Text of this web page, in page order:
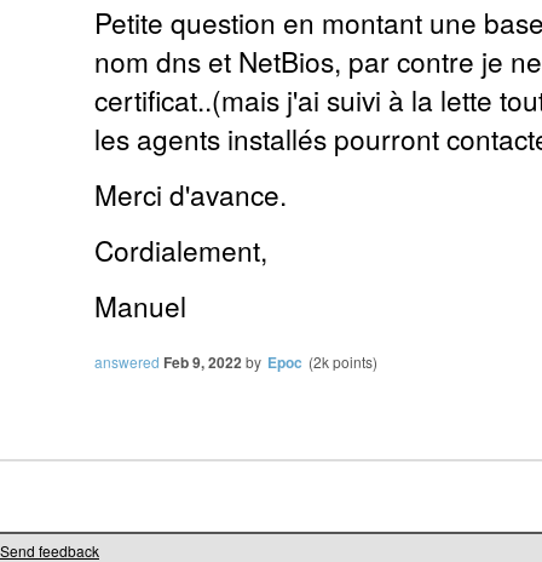
Petite question en montant une
nom dns et NetBios, par contre je
certificat..(mais j'ai suivi à la lette
les agents installés pourront
Merci d'avance.
Cordialement,
Manuel
answered Feb 9, 2022 by Epoc (2kpoints)
Send feedback